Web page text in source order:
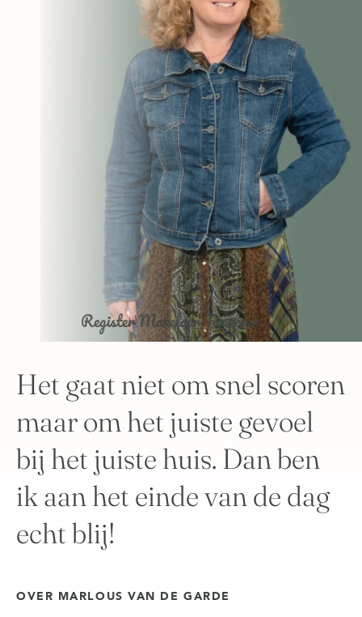
Register Makelaar Taxateur
Het gaat niet om snel scoren
maar om het juiste gevoel
bij het juiste huis. Dan ben
ik aan het einde van de dag
echt blij!
OVER MARLOUS VAN DE GARDE